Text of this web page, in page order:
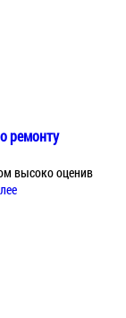
ремонту
высоко оценив